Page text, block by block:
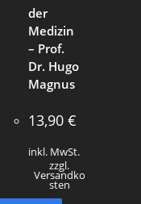
der
Medizin
– Prof.
Dr. Hugo
Magnus
13,90 €
inkl. MwSt.
zzgl.
Versandko
sten